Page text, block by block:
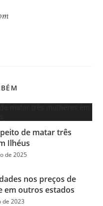
de matar três
Ilhéus
de 2025
nos preços de
em outros estados
de 2023